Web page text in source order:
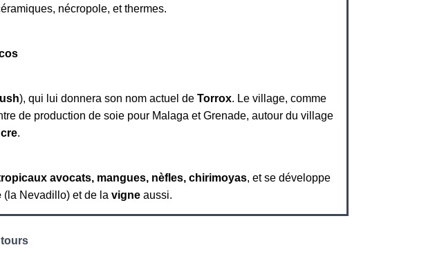
nécropole, et thermes.
), qui lui donnera son nom actuel de Torrox. Le village, comme
de production de soie pour Malaga et Grenade, autour du village
.
avocats, mangues, nèfles, chirimoyas, et se développe
(la Nevadillo) et de la vigne aussi.